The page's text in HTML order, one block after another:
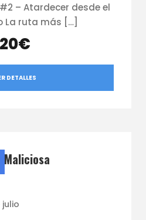
#2 – Atardecer desde el
La ruta más […]
20€
DETALLES
Maliciosa
julio